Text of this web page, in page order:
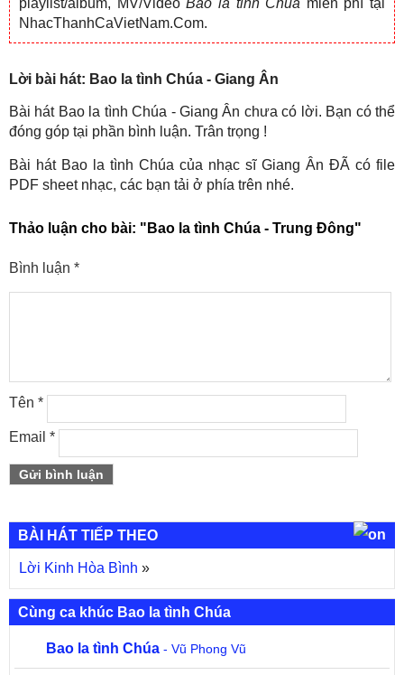
playlist/album, MV/VideoBao la tinh Chua miễn phí tại
NhacThanhCaVietNam.Com.
Lời bài hát: Bao la tình Chúa - Giang Ân
Bài hát Bao la tình Chúa - Giang Ân chưa có lời. Bạn có thể
đóng góp tại phần bình luận. Trân trọng !
Bài hát Bao la tình Chúa của nhạc sĩ Giang Ân ĐÃ có file
PDF sheet nhạc, các bạn tải ở phía trên nhé.
Thảo luận cho bài: "Bao la tình Chúa - Trung Đông"
Bình luận *
Tên *
Email *
BÀI HÁT TIẾP THEO
Lời Kinh Hòa Bình »
Cùng ca khúc Bao la tình Chúa
Bao la tình Chúa - Vũ Phong Vũ